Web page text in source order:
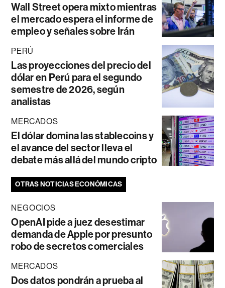
Wall Street opera mixto mientras
el mercado espera el informe de
empleo y señales sobre Irán
PERÚ
Las proyecciones del precio del
dólar en Perú para el segundo
semestre de 2026, según
analistas
MERCADOS
El dólar domina las stablecoins y
el avance del sector lleva el
debate más allá del mundo cripto
OTRAS NOTICIAS ECONÓMICAS
NEGOCIOS
OpenAI pide a juez desestimar
demanda de Apple por presunto
robo de secretos comerciales
MERCADOS
Dos datos pondrán a prueba al